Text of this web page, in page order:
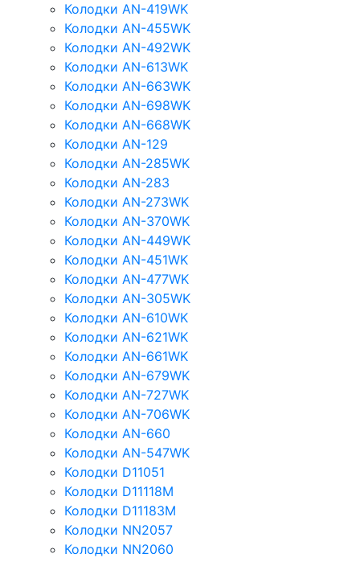
Колодки AN-419WK
Колодки AN-455WK
Колодки AN-492WK
Колодки AN-613WK
Колодки AN-663WK
Колодки AN-698WK
Колодки AN-668WK
Колодки AN-129
Колодки AN-285WK
Колодки AN-283
Колодки AN-273WK
Колодки AN-370WK
Колодки AN-449WK
Колодки AN-451WK
Колодки AN-477WK
Колодки AN-305WK
Колодки AN-610WK
Колодки AN-621WK
Колодки AN-661WK
Колодки AN-679WK
Колодки AN-727WK
Колодки AN-706WK
Колодки AN-660
Колодки AN-547WK
Колодки D11051
Колодки D11118M
Колодки D11183M
Колодки NN2057
Колодки NN2060